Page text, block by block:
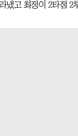
냈고 최정이 2타점 2